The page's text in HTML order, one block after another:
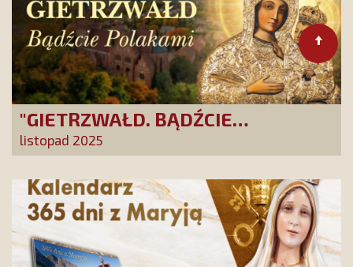
"GIETRZWAŁD. BĄDŹCIE
POLAKAMI". Wesprzyj produkcję
nowego filmu PCh24 TV
listopad 2025